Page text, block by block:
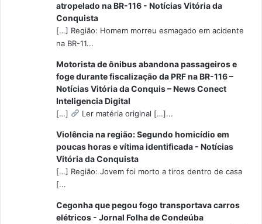
atropelado na BR-116 - Notícias Vitória da
Conquista
[…] Região: Homem morreu esmagado em acidente
na BR-11...
Motorista de ônibus abandona passageiros e
foge durante fiscalização da PRF na BR-116 –
Notícias Vitória da Conquis – News Conect
Inteligencia Digital
[…] Ler matéria original […]...
Violência na região: Segundo homicídio em
poucas horas e vítima identificada - Notícias
Vitória da Conquista
[…] Região: Jovem foi morto a tiros dentro de casa
[...
Cegonha que pegou fogo transportava carros
elétricos - Jornal Folha de Condeúba